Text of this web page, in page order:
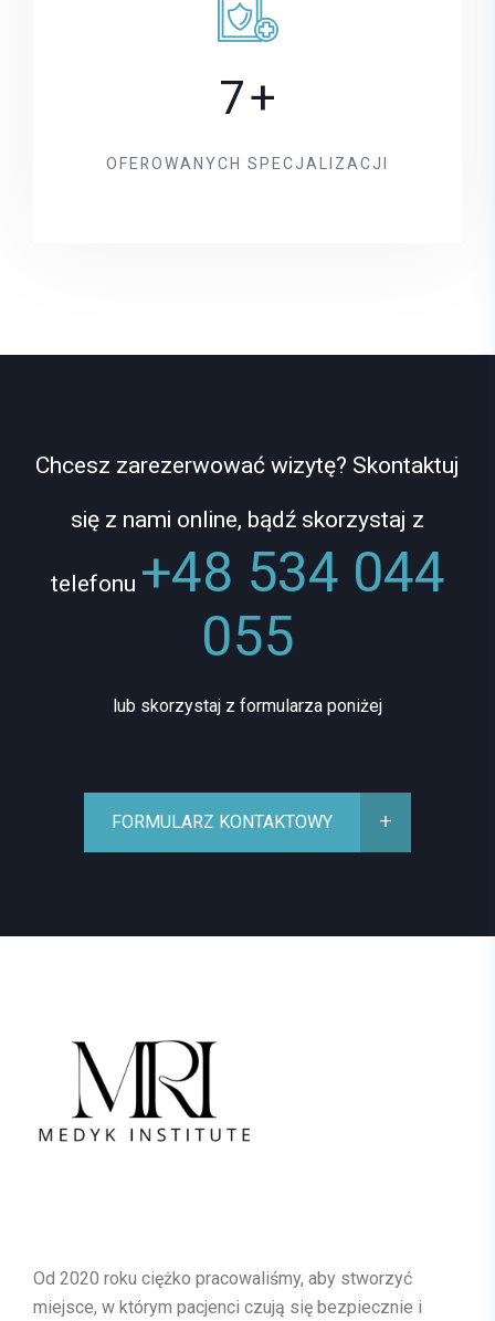
7+
OFEROWANYCH SPECJALIZACJI
Chcesz zarezerwować wizytę? Skontaktuj
się z nami online, bądź skorzystaj z
telefonu +48 534 044
055
lub skorzystaj z formularza poniżej
FORMULARZ KONTAKTOWY
Od 2020 roku ciężko pracowaliśmy, aby stworzyć
miejsce, w którym pacjenci czują się bezpiecznie i